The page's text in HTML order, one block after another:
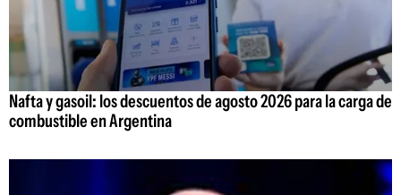
Nafta y gasoil: los descuentos de agosto 2026 para la carga de
combustible en Argentina